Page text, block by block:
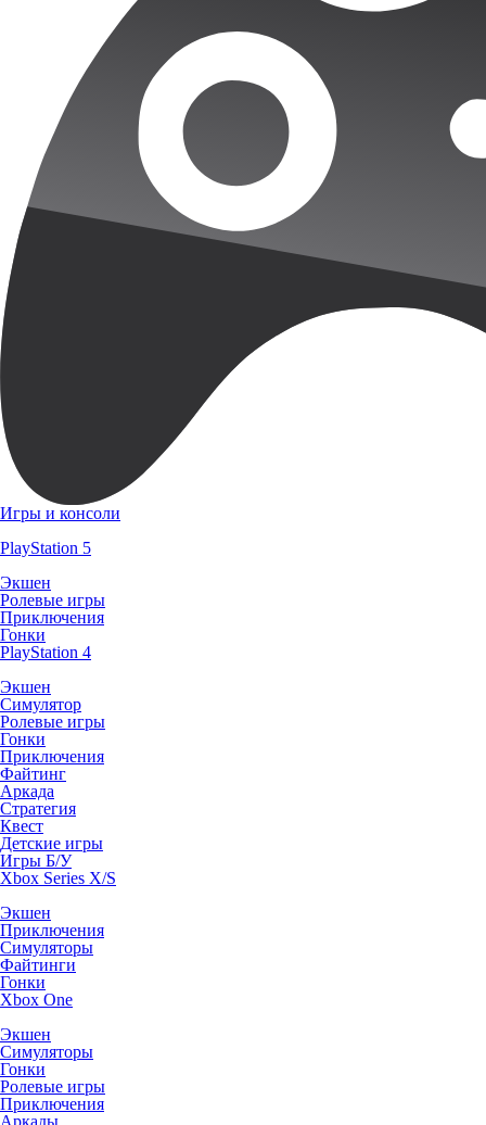
Игры и консоли
PlayStation 5
Экшен
Ролевые игры
Приключения
Гонки
PlayStation 4
Экшен
Симулятор
Ролевые игры
Гонки
Приключения
Файтинг
Аркада
Стратегия
Квест
Детские игры
Игры Б/У
Xbox Series X/S
Экшен
Приключения
Симуляторы
Файтинги
Гонки
Xbox One
Экшен
Симуляторы
Гонки
Ролевые игры
Приключения
Аркады